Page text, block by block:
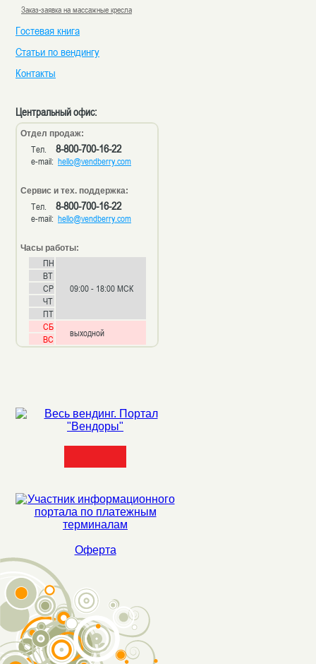
Заказ-заявка на массажные кресла
Гостевая книга
Статьи по вендингу
Контакты
Центральный офис:
Отдел продаж:
Тел. 8-800-700-16-22
e-mail: hello@vendberry.com
Сервис и тех. поддержка:
Тел. 8-800-700-16-22
e-mail: hello@vendberry.com
Часы работы:
ПН
09:00 - 18:00 МСК
ВТ
СР
ЧТ
ПТ
СБ
выходной
ВС
Оферта